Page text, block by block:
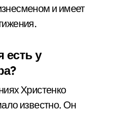
и имеет
есть у
Христенко
известно. Он